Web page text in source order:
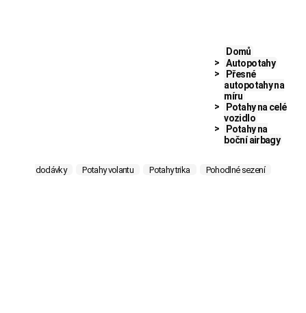
Domů
Autopotahy
Přesné
autopotahy na
míru
Potahy na celé
vozidlo
Potahy na
boční airbagy
Potahy pro dodávky Potahy volantu Potahy trika Pohodlné sezení